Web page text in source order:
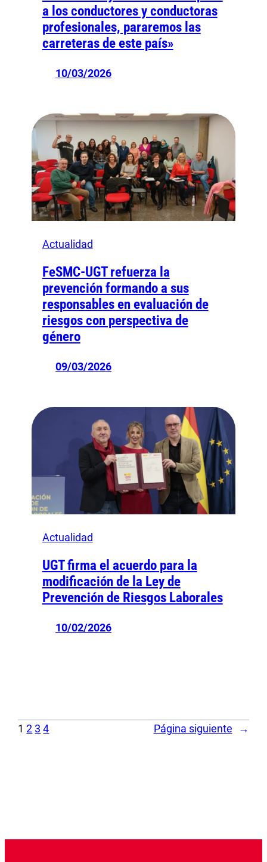
a los conductores y conductoras
profesionales, pararemos las
carreteras de este país»
10/03/2026
Actualidad
FeSMC-UGT refuerza la
prevención formando a sus
responsables en evaluación de
riesgos con perspectiva de
género
09/03/2026
Actualidad
UGT firma el acuerdo para la
modificación de la Ley de
Prevención de Riesgos Laborales
10/02/2026
1 2 3 4 Página siguiente →